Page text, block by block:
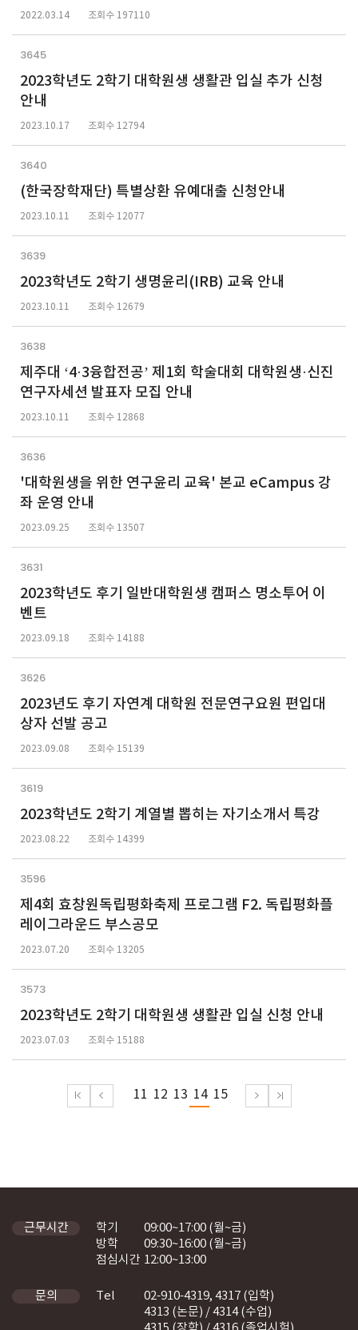
2022.03.14 조회수 197110
3645
2023학년도 2학기 대학원생 생활관 입실 추가 신청
안내
2023.10.17 조회수 12794
3640
(한국장학재단) 특별상환 유예대출 신청안내
2023.10.11 조회수 12077
3639
2023학년도 2학기 생명윤리(IRB) 교육 안내
2023.10.11 조회수 12679
3638
제주대 ‘4·3융합전공’ 제1회 학술대회 대학원생·신진
연구자세션 발표자 모집 안내
2023.10.11 조회수 12868
3636
'대학원생을 위한 연구윤리 교육' 본교 eCampus 강
좌 운영 안내
2023.09.25 조회수 13507
3631
2023학년도 후기 일반대학원생 캠퍼스 명소투어 이
벤트
2023.09.18 조회수 14188
3626
2023년도 후기 자연계 대학원 전문연구요원 편입대
상자 선발 공고
2023.09.08 조회수 15139
3619
2023학년도 2학기 계열별 뽑히는 자기소개서 특강
2023.08.22 조회수 14399
3596
제4회 효창원독립평화축제 프로그램 F2. 독립평화플
레이그라운드 부스공모
2023.07.20 조회수 13205
3573
2023학년도 2학기 대학원생 생활관 입실 신청 안내
2023.07.03 조회수 15188
11 12 13 14 15
근무시간 학기
09:00~17:00 (월~금)
방학
09:30~16:00 (월~금)
점심시간 12:00~13:00
문의 Tel
02-910-4319, 4317 (입학)
4313 (논문) / 4314 (수업)